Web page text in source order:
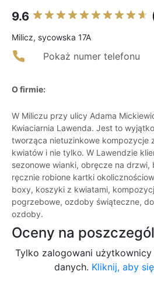
9.6
Milicz, sycowska 17A
Pokaż numer telefonu
O firmie:
W Miliczu przy ulicy Adama
Kwiaciarnia Lawenda. Jest to
tworząca nietuzinkowe kompozycje
kwiatów i nie tylko. W Lawendzie
sezonowe wianki, obręcze na drzwi,
ręcznie robione kartki
boxy, koszyki z kwiatami,
pogrzebowe, ozdoby świąteczne,
ozdoby.
Oceny na
Tylko zalogowani
danych. Kliknij, aby